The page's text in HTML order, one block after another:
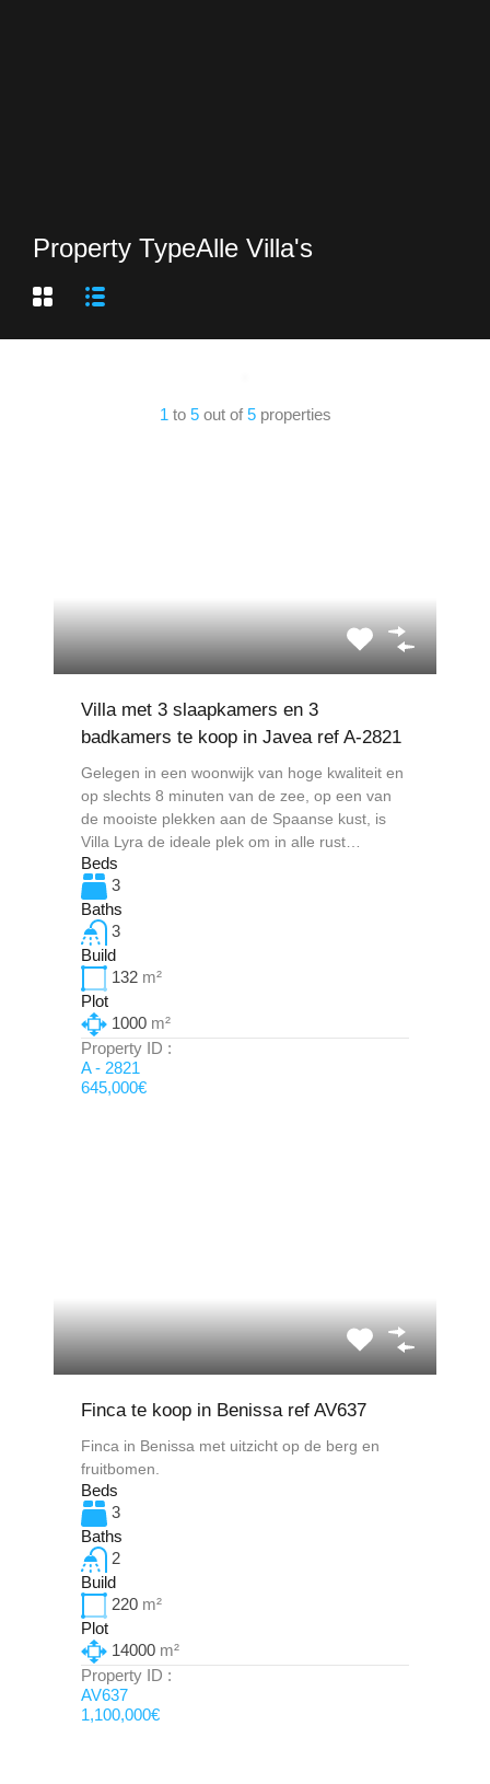
Property TypeAlle Villa's
1 to 5 out of 5 properties
Villa met 3 slaapkamers en 3
badkamers te koop in Javea ref A-2821
Gelegen in een woonwijk van hoge kwaliteit en
op slechts 8 minuten van de zee, op een van
de mooiste plekken aan de Spaanse kust, is
Villa Lyra de ideale plek om in alle rust…
Beds
3
Baths
3
Build
132 m²
Plot
1000 m²
Property ID :
A - 2821
645,000€
Finca te koop in Benissa ref AV637
Finca in Benissa met uitzicht op de berg en
fruitbomen.
Beds
3
Baths
2
Build
220 m²
Plot
14000 m²
Property ID :
AV637
1,100,000€